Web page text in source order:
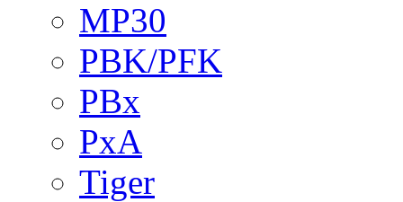
MP30
PBK/PFK
PBx
PxA
Tiger